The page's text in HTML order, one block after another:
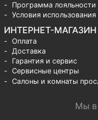
Программа лояльности
Условия использования
ИНТЕРНЕТ-МАГАЗИН
Оплата
Доставка
Гарантия и сервис
Сервисные центры
Салоны и комнаты
Мы в